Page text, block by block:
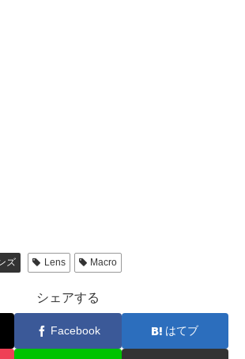
ズ Lens Macro
シェアする
Facebook はてブ